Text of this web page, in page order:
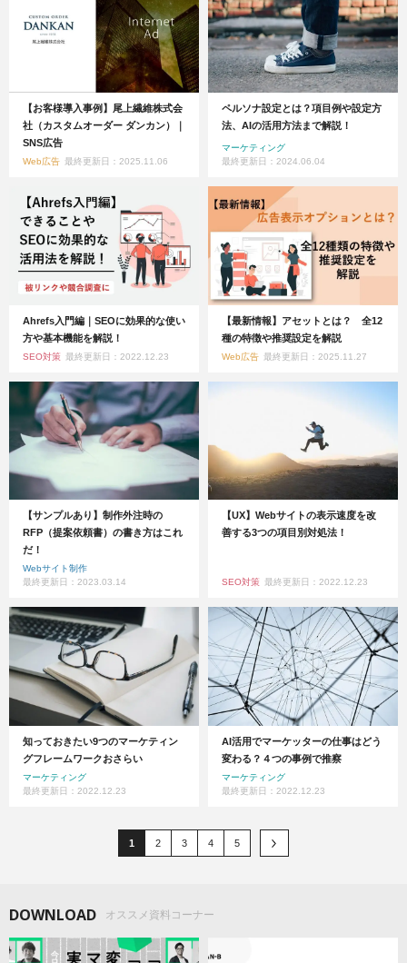
【お客様導入事例】尾上繊維株式会
社（カスタムオーダー ダンカン）｜
SNS広告
Web広告 最終更新日：2025.11.06
ペルソナ設定とは？項目例や設定方
法、AIの活用方法まで解説！
マーケティング
最終更新日：2024.06.04
Ahrefs入門編｜SEOに効果的な使い
方や基本機能を解説！
SEO対策 最終更新日：2022.12.23
【最新情報】アセットとは？ 全12
種の特徴や推奨設定を解説
Web広告 最終更新日：2025.11.27
【サンプルあり】制作外注時の
RFP（提案依頼書）の書き方はこれ
だ！
Webサイト制作
最終更新日：2023.03.14
【UX】Webサイトの表示速度を改
善する3つの項目別対処法！
SEO対策 最終更新日：2022.12.23
知っておきたい9つのマーケティン
グフレームワークおさらい
マーケティング
最終更新日：2022.12.23
AI活用でマーケッターの仕事はどう
変わる？４つの事例で推察
マーケティング
最終更新日：2022.12.23
1 2 3 4 5
DOWNLOAD オススメ資料コーナー